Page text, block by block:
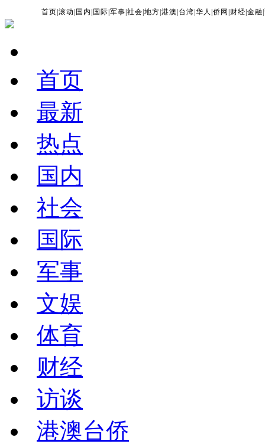
首页 |滚动 国内 国际 |军事 |社会 |地方 |港澳 台湾 |华人 |侨网 财经 |金融 |
首页
最新
热点
国内
社会
国际
军事
文娱
体育
财经
访谈
港澳台侨